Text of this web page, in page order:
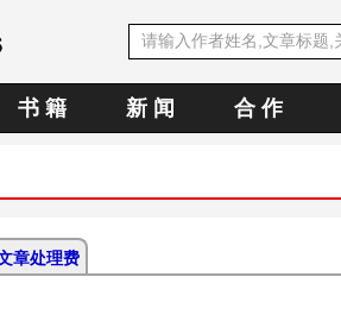
书 籍 新 闻 合 作
章处理费